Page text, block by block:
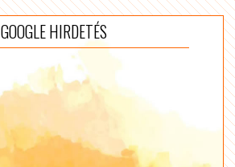
GOOGLE HIRDETÉS